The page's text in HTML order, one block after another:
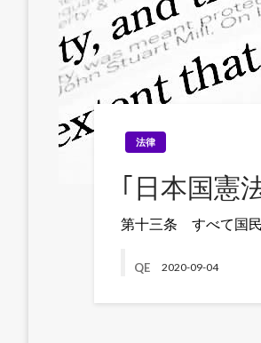
法律
｢日本国憲
第十三条 すべて国
QE 2020-09-04